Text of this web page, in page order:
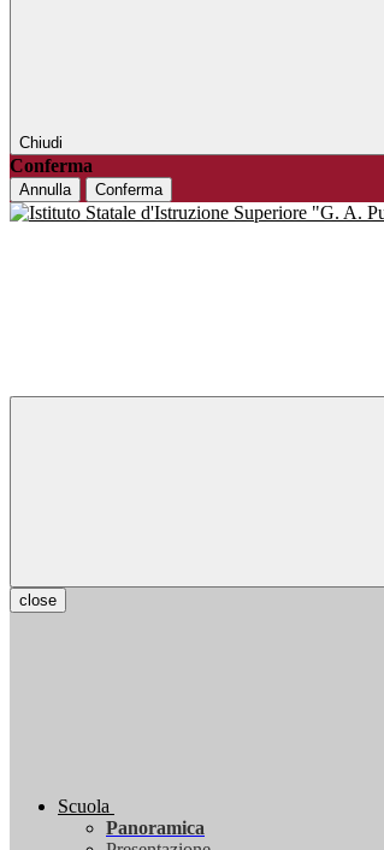
Chiudi
Conferma
Annulla Conferma
close
Scuola
Panoramica